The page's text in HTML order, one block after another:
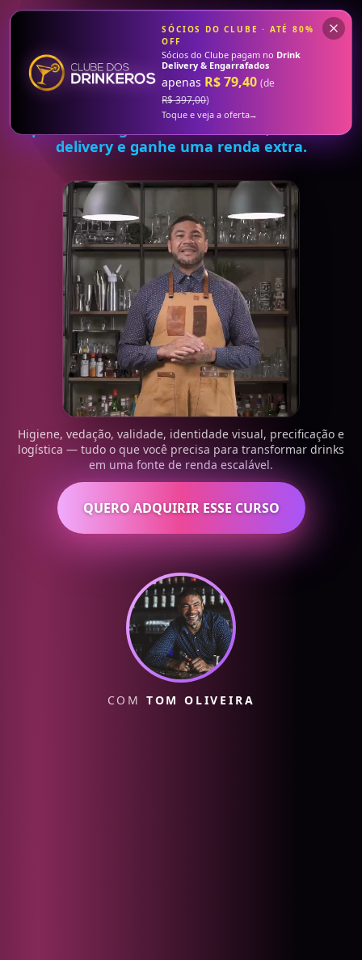
Drink Delivery & Engarrafados—Aprenda a engarrafar
SÓCIOS DO CLUBE · ATÉ80%
OFF
Sócios do Clube pagam no Drink
Delivery & Engarrafados
apenas R$ 79,40 (de
R$ 397,00)
Toque e veja a oferta →
COM TOM OLIVEIRA
Aprenda a engarrafar seus drinks, venda no
delivery e ganhe uma renda extra.
Higiene, vedação, validade, identidade visual, precificação e
logística — tudo o que você precisa para transformar drinks
em uma fonte de renda escalável.
QUERO ADQUIRIR ESSE CURSO
COM TOM OLIVEIRA